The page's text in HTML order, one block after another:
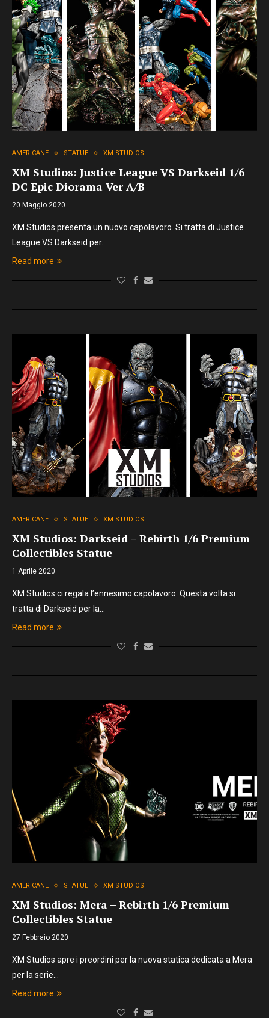
AMERICANE STATUE XM STUDIOS
XM Studios: Justice League VS Darkseid 1/6
DC Epic Diorama Ver A/B
20 Maggio 2020
XM Studios presenta un nuovo capolavoro. Si tratta di Justice
League VS Darkseid per…
Read more
AMERICANE STATUE XM STUDIOS
XM Studios: Darkseid – Rebirth 1/6 Premium
Collectibles Statue
1 Aprile 2020
XM Studios ci regala l’ennesimo capolavoro. Questa volta si
tratta di Darkseid per la…
Read more
AMERICANE STATUE XM STUDIOS
XM Studios: Mera – Rebirth 1/6 Premium
Collectibles Statue
27 Febbraio 2020
XM Studios apre i preordini per la nuova statica dedicata a Mera
per la serie…
Read more